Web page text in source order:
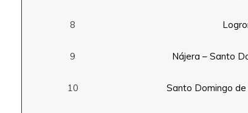
8
9 Nájera – Santo
10 Santo Domingo